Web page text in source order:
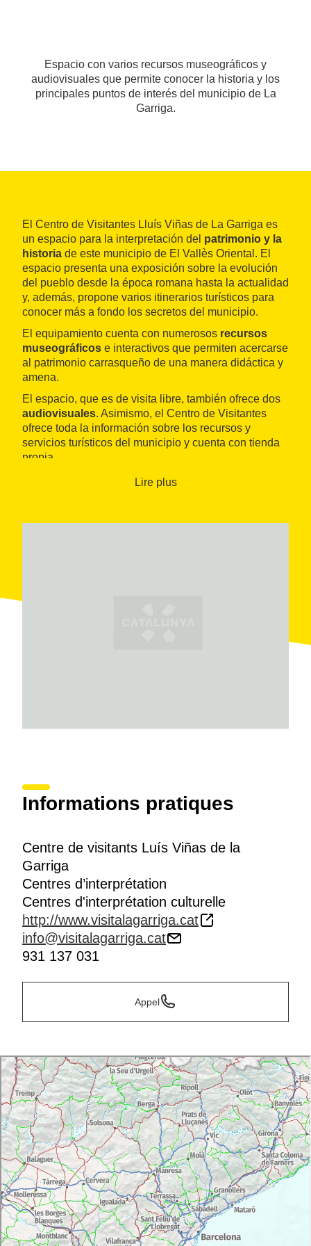
Espacio con varios recursos museográficos y
audiovisuales que permite conocer la historia y los
principales puntos de interés del municipio de La
Garriga.
El Centro de Visitantes Lluís Viñas de La Garriga es
un espacio para la interpretación del patrimonio y la
historia de este municipio de El Vallès Oriental. El
espacio presenta una exposición sobre la evolución
del pueblo desde la época romana hasta la actualidad
y, además, propone varios itinerarios turísticos para
conocer más a fondo los secretos del municipio.
El equipamiento cuenta con numerosos recursos
museográficos e interactivos que permiten acercarse
al patrimonio carrasqueño de una manera didáctica y
amena.
El espacio, que es de visita libre, también ofrece dos
audiovisuales. Asimismo, el Centro de Visitantes
ofrece toda la información sobre los recursos y
servicios turísticos del municipio y cuenta con tienda
propia.
Lire plus
Informations pratiques
Centre de visitants Luís Viñas de la
Garriga
Centres d’interprétation
Centres d'interprétation culturelle
http://www.visitalagarriga.cat
info@visitalagarriga.cat
931 137 031
Appel